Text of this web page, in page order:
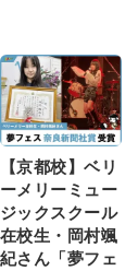
【京都校】ベリ
ーメリーミュー
ジックスクール
在校生・岡村颯
紀さん「夢フェ